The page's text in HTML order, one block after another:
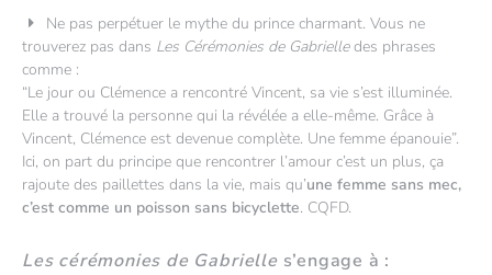
Ne pas perpétuer le mythe du prince charmant. Vous ne
trouverez pas dans Les Cérémonies de Gabrielledes phrases
comme :
“Le jour ou Clémence a rencontré Vincent, sa vie s’est illuminée.
Elle a trouvé la personne qui la révélée a elle-même. Grâce à
Vincent, Clémence est devenue complète. Une femme épanouie”.
Ici, on part du principe que rencontrer l’amour c’est un plus, ça
rajoute des paillettes dans la vie, mais qu’une femme sans mec,
c’est comme un poisson sans bicyclette. CQFD.
Les cérémonies de Gabrielle s’engage à :